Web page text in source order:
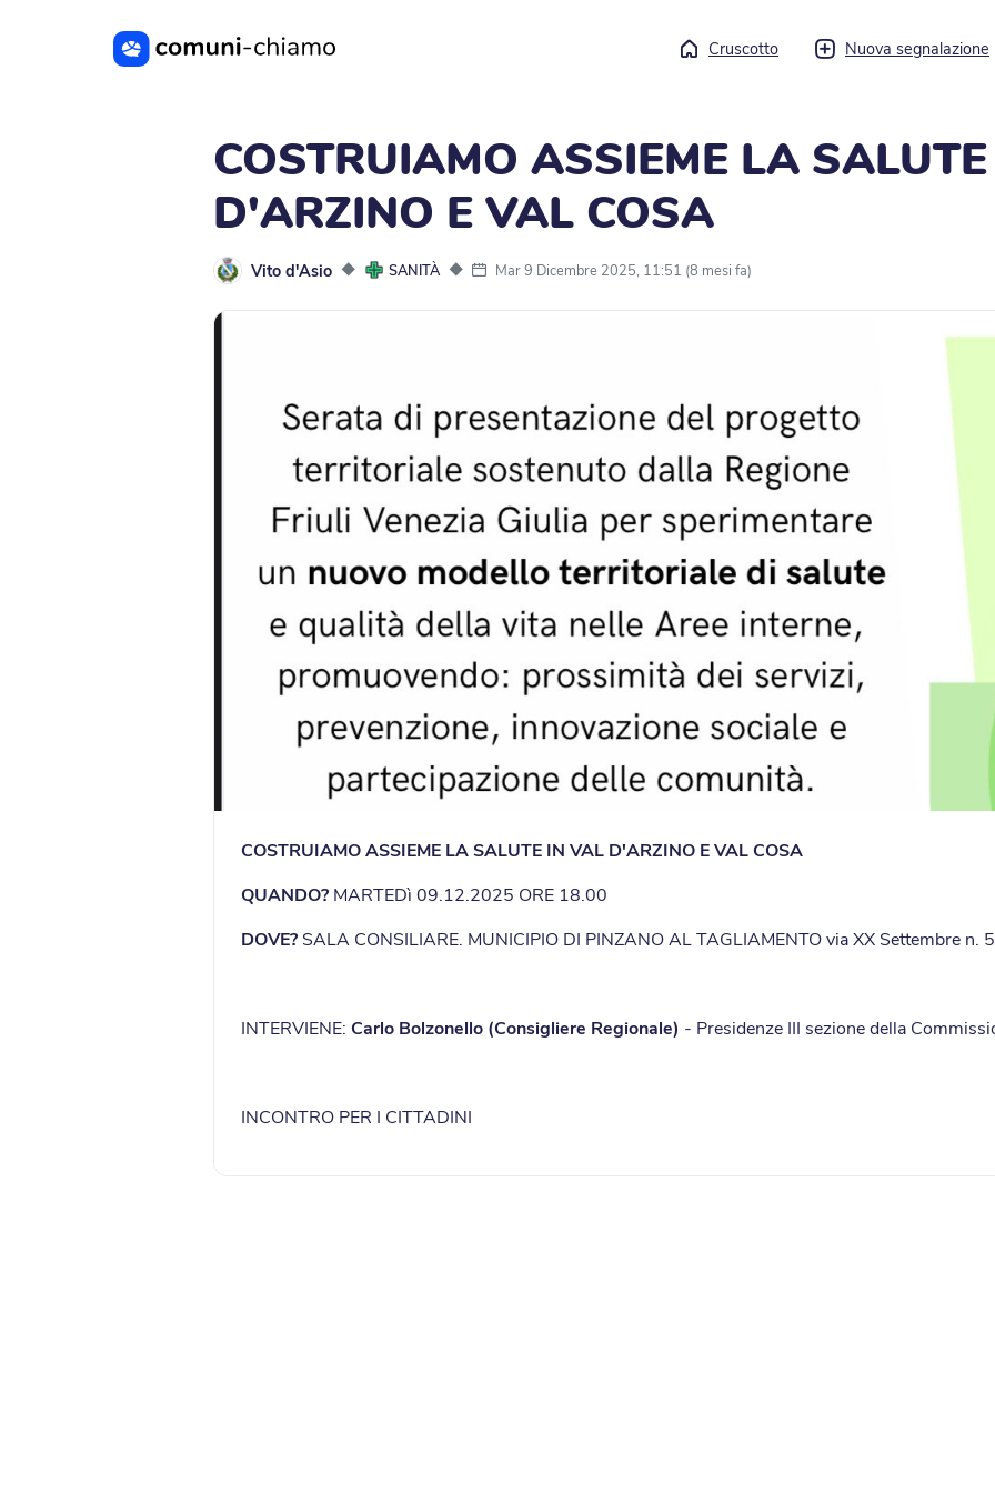
Vai al contenuto principale Cruscotto Nuova segnalazione
COSTRUIAMO ASSIEME LA
D'ARZINO E VAL COSA
Vito d'Asio ◆ SANITÀ ◆ Mar 9 Dicembre 2025, 11:51 (8 mesi fa)
COSTRUIAMO ASSIEME LA SALUTE IN VAL D'ARZINO E VAL COSA
QUANDO? MARTEDì 09.12.2025 ORE 18.00
DOVE? SALA CONSILIARE. MUNICIPIO DI PINZANO AL TAGLIAMENTO via XX Settembre n.
INTERVIENE: Carlo Bolzonello (Consigliere Regionale) - Presidenze III sezione della
INCONTRO PER I CITTADINI